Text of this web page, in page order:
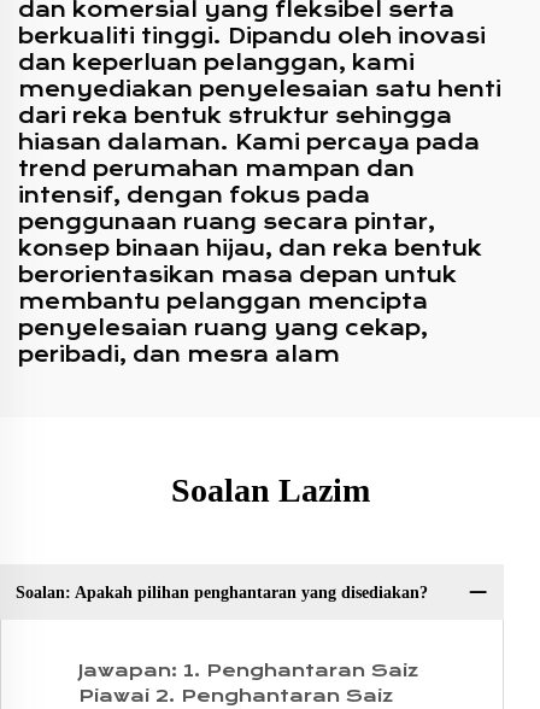
dan komersial yang fleksibel serta
berkualiti tinggi. Dipandu oleh inovasi
dan keperluan pelanggan, kami
menyediakan penyelesaian satu henti
dari reka bentuk struktur sehingga
hiasan dalaman. Kami percaya pada
trend perumahan mampan dan
intensif, dengan fokus pada
penggunaan ruang secara pintar,
konsep binaan hijau, dan reka bentuk
berorientasikan masa depan untuk
membantu pelanggan mencipta
penyelesaian ruang yang cekap,
peribadi, dan mesra alam
Soalan Lazim
Soalan: Apakah pilihan penghantaran yang disediakan?
Jawapan: 1. Penghantaran Saiz
Piawai 2. Penghantaran Saiz